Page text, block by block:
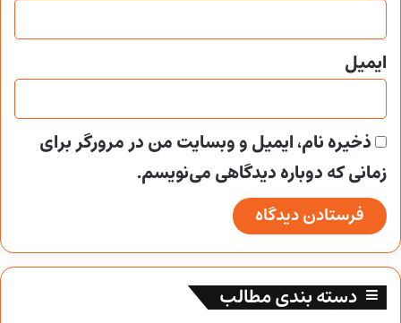
ایمیل
ذخیره نام، ایمیل و وبسایت من در مرورگر برای
زمانی که دوباره دیدگاهی می‌نویسم.
دسته بندی مطالب